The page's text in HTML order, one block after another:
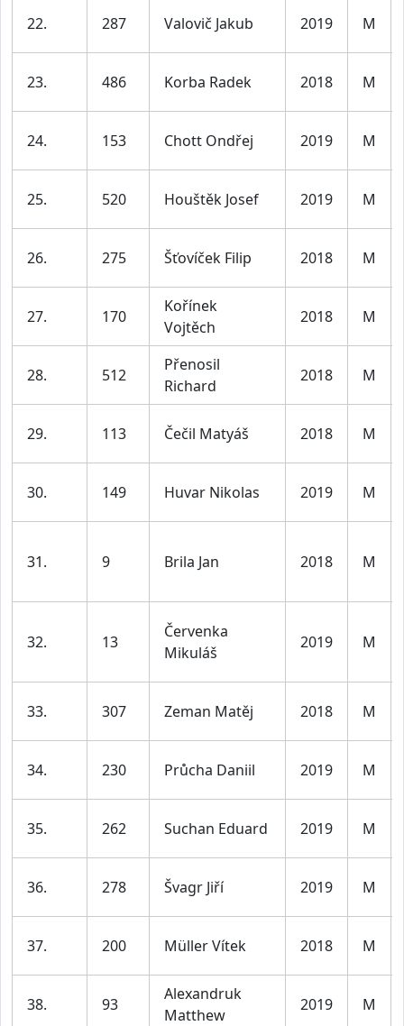
22. 287 Valovič Jakub 2019 M
23. 486 Korba Radek 2018 M
24. 153 Chott Ondřej 2019 M
25. 520 Houštěk Josef 2019 M
26. 275 Šťovíček Filip 2018 M
27. 170
Kořínek
Vojtěch
2018 M
28. 512
Přenosil
Richard
2018 M
29. 113 Čečil Matyáš 2018 M
30. 149 Huvar Nikolas 2019 M
31. 9 Brila Jan 2018 M
32. 13
Červenka
Mikuláš
2019 M
33. 307 Zeman Matěj 2018 M
34. 230 Průcha Daniil 2019 M
35. 262 Suchan Eduard 2019 M
36. 278 Švagr Jiří 2019 M
37. 200 Müller Vítek 2018 M
38. 93
Alexandruk
Matthew
2019 M